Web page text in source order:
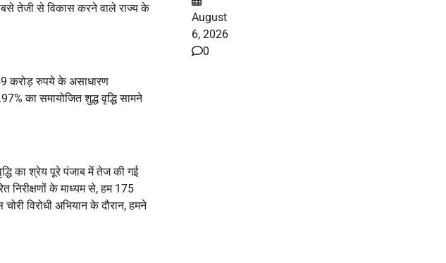
तेजी से विकास करने वाले राज्य के
करोड़ रुपये के असाधारण
का समायोजित शुद्ध वृद्धि सामने
का श्रेय पूरे पंजाब में तेज की गई
निरीक्षणों के माध्यम से, हम 175
विरोधी अभियान के दौरान, हमने
August
6, 2026
0